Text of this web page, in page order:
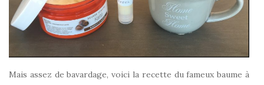
Mais assez de bavardage, voici la recette du fameux baume à